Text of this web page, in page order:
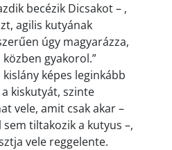
becézik Dicsakot – ,
agilis kutyának
úgy magyarázza,
gyakorol.”
képes leginkább
kiskutyát, szinte
vele, amit csak akar –
tiltakozik a kutyus –,
vele reggelente.